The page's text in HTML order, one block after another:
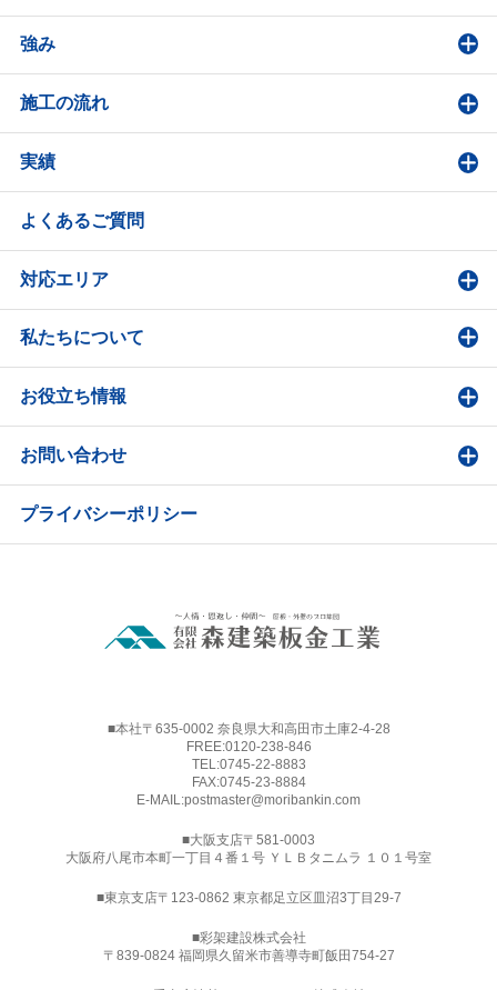
強み
施工の流れ
実績
よくあるご質問
対応エリア
私たちについて
お役立ち情報
お問い合わせ
プライバシーポリシー
■本社〒635-0002 奈良県大和高田市土庫2-4-28
FREE:0120-238-846
TEL:0745-22-8883
FAX:0745-23-8884
E-MAIL:postmaster@moribankin.com
■大阪支店〒581-0003
大阪府八尾市本町一丁目４番１号 ＹＬＢタニムラ １０１号室
■東京支店〒123-0862 東京都足立区皿沼3丁目29-7
■彩架建設株式会社
〒839-0824 福岡県久留米市善導寺町飯田754-27